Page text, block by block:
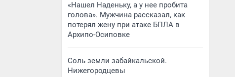
«Нашел Наденьку, а у нее пробита
голова». Мужчина рассказал, как
потерял жену при атаке БПЛА в
Архипо-Осиповке
Соль земли забайкальской.
Нижегородцевы